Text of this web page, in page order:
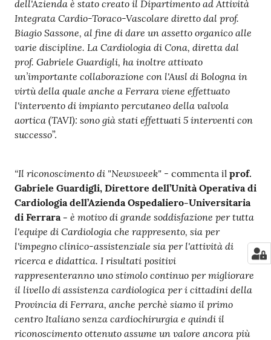
dell'Azienda è stato creato il Dipartimento ad Attività
Integrata Cardio-Toraco-Vascolare diretto dal prof.
Biagio Sassone, al fine di dare un assetto organico alle
varie discipline. La Cardiologia di Cona, diretta dal
prof. Gabriele Guardigli, ha inoltre attivato
un’importante collaborazione con l'Ausl di Bologna in
virtù della quale anche a Ferrara viene effettuato
l'intervento di impianto percutaneo della valvola
aortica (TAVI): sono già stati effettuati 5 interventi con
successo”.
“Il riconoscimento di "Newsweek" - commenta il prof.
Gabriele Guardigli, Direttore dell’Unità Operativa di
Cardiologia dell’Azienda Ospedaliero-Universitaria
di Ferrara - è motivo di grande soddisfazione per tutta
l'equipe di Cardiologia che rappresento, sia per
l'impegno clinico-assistenziale sia per l'attività di
ricerca e didattica. I risultati positivi
rappresenteranno uno stimolo continuo per migliorare
il livello di assistenza cardiologica per i cittadini della
Provincia di Ferrara, anche perchè siamo il primo
centro Italiano senza cardiochirurgia e quindi il
riconoscimento ottenuto assume un valore ancora più